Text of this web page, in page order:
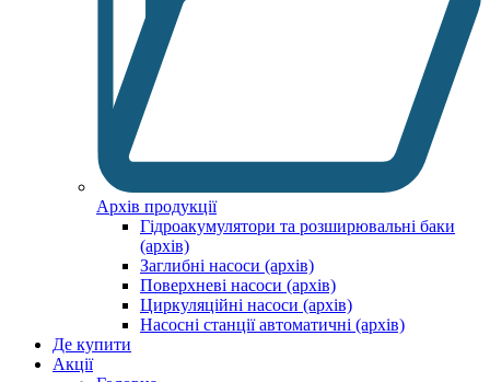
Архів продукції
Гідроакумулятори та розширювальні баки
(архів)
Заглибні насоси (архів)
Поверхневі насоси (архів)
Циркуляційні насоси (архів)
Насосні станції автоматичні (архів)
Де купити
Акції